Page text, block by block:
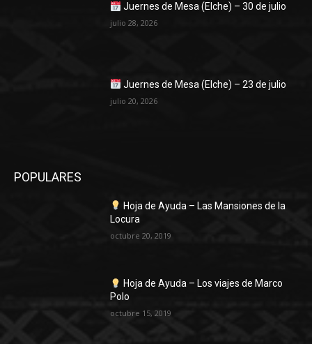
Juernes de Mesa (Elche) – 30 de julio
julio 28, 2026
Juernes de Mesa (Elche) – 23 de julio
julio 20, 2026
POPULARES
Hoja de Ayuda – Las Mansiones de la
Locura
octubre 20, 2019
Hoja de Ayuda – Los viajes de Marco
Polo
octubre 15, 2019